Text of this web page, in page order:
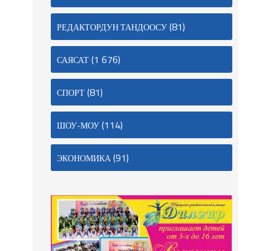
РЕДАКТОРДУН ТАНДООСУ(81)
САЯСАТ(1 676)
СПОРТ(81)
ШОУ-МОУ(114)
ЭКОНОМИКА(91)